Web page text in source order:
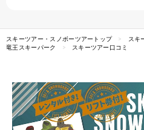
スキーツアー・スノボーツアートップ スキ
竜王スキーパーク
スキーツアー口コミ